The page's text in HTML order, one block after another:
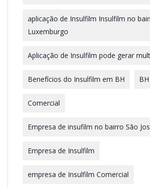
aplicação de Insulfilm Insulfilm no
Luxemburgo
Aplicação de Insulfilm pode gerar
Benefícios do Insulfilm em BH BH
Comercial
Empresa de insufilm no bairro São
Empresa de Insulfilm
empresa de Insulfilm Comercial